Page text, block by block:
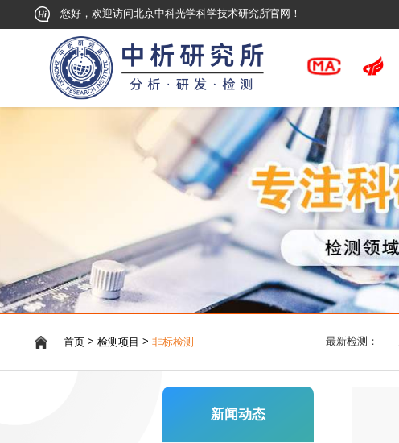
您好，欢迎访问北京中科光学科学技术研究所官网！
首页 >检测项目 >非标检测 最新检测：
新闻动态